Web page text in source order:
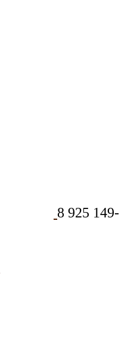
8 925 149-